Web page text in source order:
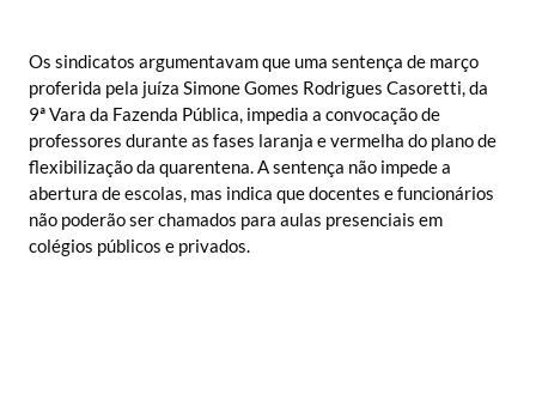
Os sindicatos argumentavam que uma sentença de março
proferida pela juíza Simone Gomes Rodrigues Casoretti, da
9ª Vara da Fazenda Pública, impedia a convocação de
professores durante as fases laranja e vermelha do plano de
flexibilização da quarentena. A sentença não impede a
abertura de escolas, mas indica que docentes e funcionários
não poderão ser chamados para aulas presenciais em
colégios públicos e privados.